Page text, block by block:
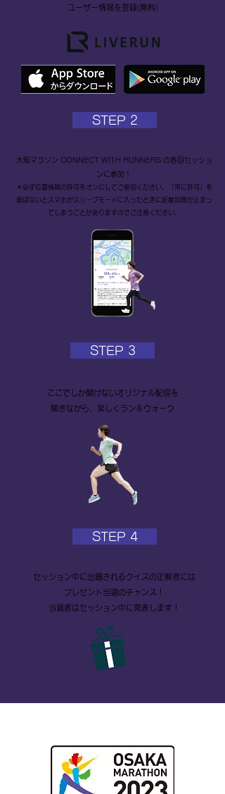
ユーザー情報を登録(無料)
STEP 2
大阪マラソン CONNECT WITH RUNNERS の各回セッショ
ンに参加！
​＊必ず位置情報の許可をオンにしてご参加ください。「常に許可」を
選ばないとスマホがスリープモードに入ったときに距離加算が止まっ
てしまうことがありますのでご注意ください。
STEP 3
ここでしか聞けないオリジナル配信を
聞きながら、楽しくラン＆ウォーク
STEP 4
セッション中に出題されるクイズの正解者には
プレゼント当選のチャンス！
当選者はセッション中に発表します！